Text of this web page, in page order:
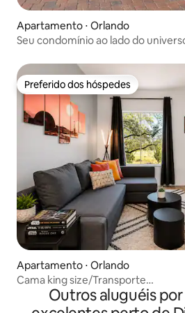
Apartamento ⋅ Orlando
Seu condomínio ao lado do
Preferido dos hóspedes
Preferido dos hóspedes
Apartamento ⋅ Orlando
Cama king size/Transporte
gratuito/Cozinha/Piscina/
hidromassagem/Cozinha
Outros aluguéis